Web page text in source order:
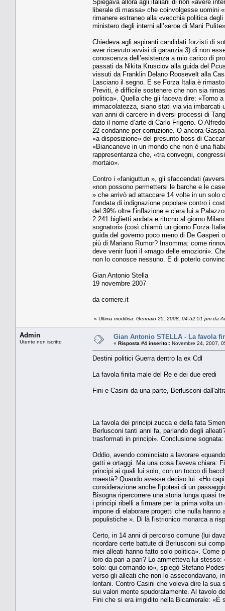
Spiegava allora agli italiani di non «avere
liberale di massa» che coinvolgesse uomini
rimanere estraneo alla «vecchia politica
ministero degli interni all’«eroe di Mani
Chiedeva agli aspiranti candidati forzisti di
aver ricevuto avvisi di garanzia 3) di non
conoscenza dell’esistenza a mio carico di
passati da Nikita Krusciov alla guida del
vissuti da Franklin Delano Roosevelt alla
Lasciano il segno. E se Forza Italia è
Previti, è difficile sostenere che non sia
politica». Quella che gli faceva dire: «Torno
immacolatezza, siano stati via via imbarcati
vari anni di carcere in diversi processi di
dato il nome d’arte di Carlo Frigerio. O
22 condanne per corruzione. O ancora
«a disposizione» del presunto boss di
«Biancaneve in un mondo che non è una
rappresentanza che, «tra convegni,
mortaio».
Contro i «faniguttun », gli sfaccendati
«non possono permettersi le barche e le
» che arrivò ad attaccare 14 volte in un solo
l’ondata di indignazione popolare contro i
del 39% oltre l’inflazione e c’era lui a
2.241 biglietti andata e ritorno al giorno
sognatori» (così chiamò un giorno Forza
guida del governo poco meno di De Gasperi
più di Mariano Rumor? Insomma: come
deve venir fuori il «mago delle emozioni».
non lo conosce nessuno. E di poterlo
Gian Antonio Stella
19 novembre 2007
da corriere.it
« Ultima modifica: Gennaio 25, 2008, 04:52:51 pm da
Admin
Utente non iscritto
Gian Antonio STELLA - La favola
« Risposta #4 inserito:: Novembre 24, 2007,
Destini politici Guerra dentro la ex Cdl
La favola finita male del Re e dei due eredi
Fini e Casini da una parte, Berlusconi
La favola dei principi zucca e della fata
Berlusconi tanti anni fa, parlando degli
trasformati in principi». Conclusione
Oddio, avendo cominciato a lavorare
gatti e ortaggi. Ma una cosa l'aveva chiara:
principi ai quali lui solo, con un tocco di
maestà? Quando avesse deciso lui. «Ho
considerazione anche l'ipotesi di un
Bisogna ripercorrere una storia lunga quasi
i principi ribelli a firmare per la prima volta
impone di elaborare progetti che nulla
populistiche ». Di là l'istrionico monarca a
Certo, in 14 anni di percorso comune (lui
ricordare certe battute di Berlusconi sui
miei alleati hanno fatto solo politica». Come
loro da pari a pari? Lo ammetteva lui
solo: qui comando io», spiegò Stefano
verso gli alleati che non lo assecondavano,
lontani. Contro Casini che voleva dire la
sui valori mente spudoratamente. Al tavolo
Fini che si era irrigidito nella Bicamerale: